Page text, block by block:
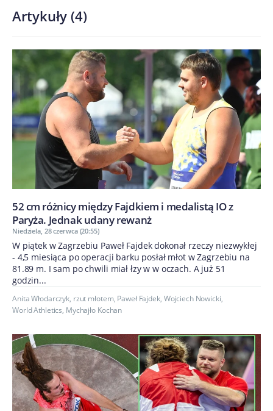
Artykuły (4)
52 cm różnicy między Fajdkiem i medalistą IO z
Paryża. Jednak udany rewanż
Niedziela, 28 czerwca (20:55)
W piątek w Zagrzebiu Paweł Fajdek dokonał rzeczy niezwykłej
- 4,5 miesiąca po operacji barku posłał młot w Zagrzebiu na
81.89 m. I sam po chwili miał łzy w w oczach. A już 51
godzin...
Anita Włodarczyk, rzut młotem, Paweł Fajdek, Wojciech Nowicki,
World Athletics, Mychajło Kochan